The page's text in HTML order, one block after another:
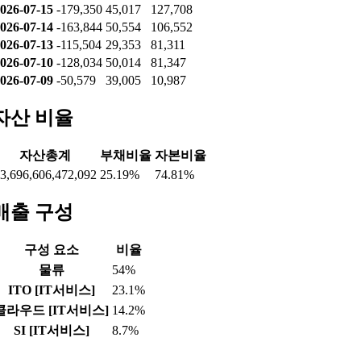
07-15 -179,350 45,017
127,708
07-14 -163,844 50,554
106,552
07-13 -115,504 29,353
81,311
07-10 -128,034 50,014
81,347
07-09 -50,579 39,005 10,987
산 비율
자산총계 부채비율 자본비율
25.19% 74.81%
출 구성
구성 요소
비율
물류
54%
ITO [IT서비스]
23.1%
라우드 [IT서비스] 14.2%
SI [IT서비스]
8.7%